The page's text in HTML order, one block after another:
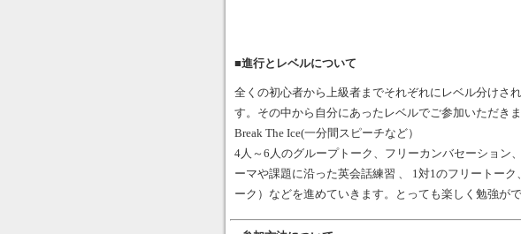
■進行とレベルについて
全くの初心者から上級者までそれぞれにレベル分けさ
す。その中から自分にあったレベルでご参加いただきま
Break The Ice(一分間スピーチなど）
4人～6人のグループトーク、フリーカンバセーション
ーマや課題に沿った英会話練習 、 1対1のフリートー
ーク）などを進めていきます。とっても楽しく勉強がで